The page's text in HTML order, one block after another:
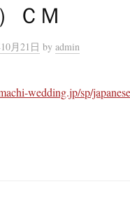
ＣＭ
月21日 by admin
wedding.jp/sp/